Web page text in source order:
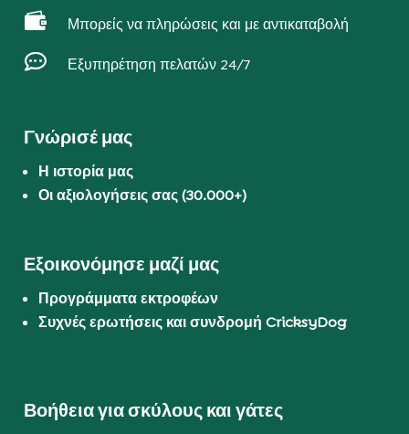
 Μπορείς να πληρώσεις και με αντικαταβολή
 Εξυπηρέτηση πελατών 24/7
Γνώρισέ μας
Η ιστορία μας
Οι αξιολογήσεις σας (30.000+)
Εξοικονόμησε μαζί μας
Προγράμματα εκτροφέων
Συχνές ερωτήσεις και συνδρομή CricksyDog
Βοήθεια για σκύλους και γάτες